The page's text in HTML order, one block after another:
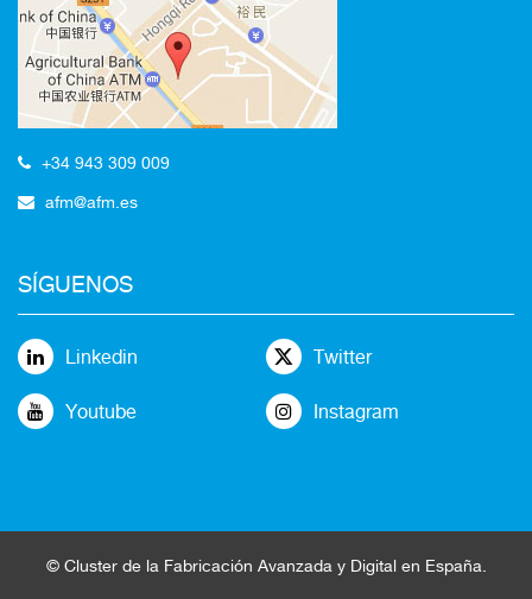
+34 943 309 009
afm@afm.es
SÍGUENOS
Linkedin Twitter
Youtube Instagram
© Clusterde la Fabricación Avanzada y Digital en España